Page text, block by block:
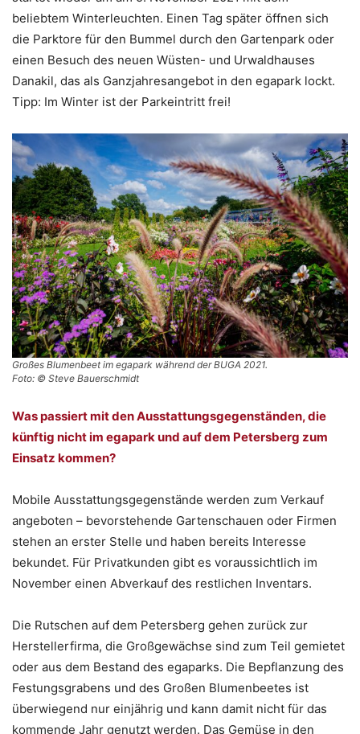
beliebtem Winterleuchten. Einen Tag später öffnen sich
die Parktore für den Bummel durch den Gartenpark oder
einen Besuch des neuen Wüsten- und Urwaldhauses
Danakil, das als Ganzjahresangebot in den egapark lockt.
Tipp: Im Winter ist der Parkeintritt frei!
Großes Blumenbeet im egapark während der BUGA 2021.
Foto: © Steve Bauerschmidt
Was passiert mit den Ausstattungsgegenständen, die
künftig nicht im egapark und auf dem Petersberg zum
Einsatz kommen?
Mobile Ausstattungsgegenstände werden zum Verkauf
angeboten – bevorstehende Gartenschauen oder Firmen
stehen an erster Stelle und haben bereits Interesse
bekundet. Für Privatkunden gibt es voraussichtlich im
November einen Abverkauf des restlichen Inventars.
Die Rutschen auf dem Petersberg gehen zurück zur
Herstellerfirma, die Großgewächse sind zum Teil gemietet
oder aus dem Bestand des egaparks. Die Bepflanzung des
Festungsgrabens und des Großen Blumenbeetes ist
überwiegend nur einjährig und kann damit nicht für das
kommende Jahr genutzt werden. Das Gemüse in den